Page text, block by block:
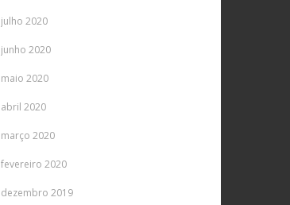
julho 2020
junho 2020
maio 2020
abril 2020
março 2020
fevereiro 2020
dezembro 2019